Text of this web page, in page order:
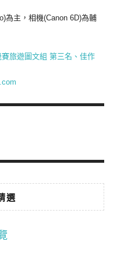
為主，相機(Canon 6D)為輔
旅遊圖文組 第三名、佳作
選